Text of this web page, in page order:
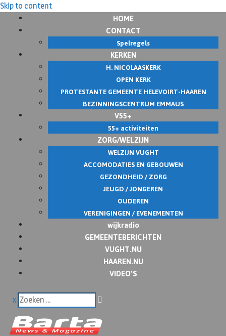
Skip to content
HOME
CONTACT
Spelregels
KERKEN
H. NICOLAASKERK
OPEN KERK
PROTESTANTE GEMEENTE HELEVOIRT-HAAREN
BEZINNINGSCENTRUM EMMAUS
V55+
55+ activiteiten
ZORG/WELZIJN
WELZIJN VUGHT
ACCOMODATIES EN GEBOUWEN
GEZONDHEID / ZORG
JEUGD / JONGEREN
OUDEREN
VERENIGINGEN / EVENEMENTEN
wijkradio
GEMEENTEBERICHTEN
VUGHT.NU
HAAREN.NU
VIDEO’S
x